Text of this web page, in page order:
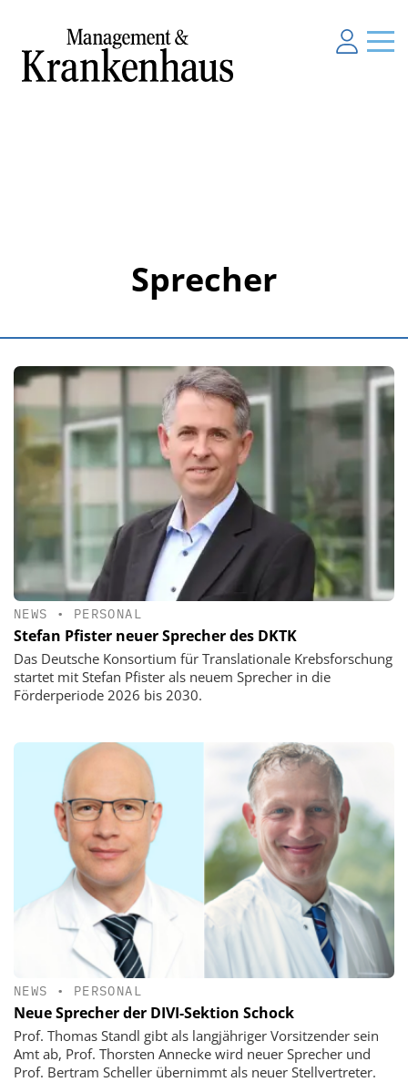
Sprecher
NEWS • PERSONAL
Stefan Pfister neuer Sprecher des DKTK
Das Deutsche Konsortium für Translationale Krebsforschung
startet mit Stefan Pfister als neuem Sprecher in die
Förderperiode 2026 bis 2030.
NEWS • PERSONAL
Neue Sprecher der DIVI-Sektion Schock
Prof. Thomas Standl gibt als langjähriger Vorsitzender sein
Amt ab, Prof. Thorsten Annecke wird neuer Sprecher und
Prof. Bertram Scheller übernimmt als neuer Stellvertreter.